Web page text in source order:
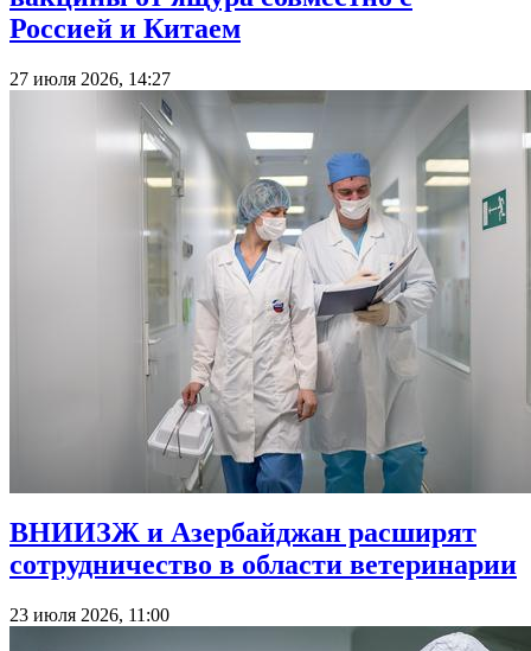
Россией и Китаем
27 июля 2026, 14:27
ВНИИЗЖ и Азербайджан расширят
сотрудничество в области ветеринарии
23 июля 2026, 11:00